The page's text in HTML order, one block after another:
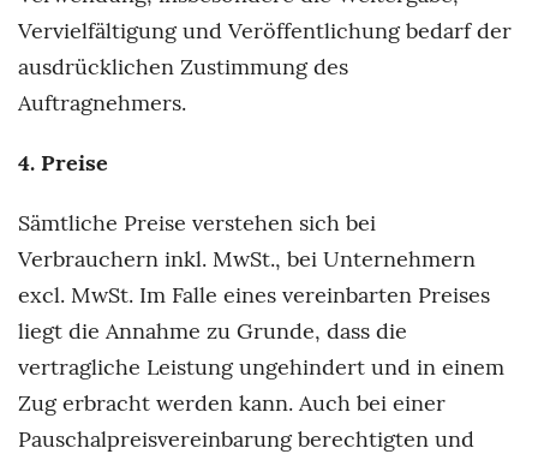
Vervielfältigung und Veröffentlichung bedarf der
ausdrücklichen Zustimmung des
Auftragnehmers.
4. Preise
Sämtliche Preise verstehen sich bei
Verbrauchern inkl. MwSt., bei Unternehmern
excl. MwSt. Im Falle eines vereinbarten Preises
liegt die Annahme zu Grunde, dass die
vertragliche Leistung ungehindert und in einem
Zug erbracht werden kann. Auch bei einer
Pauschalpreisvereinbarung berechtigten und